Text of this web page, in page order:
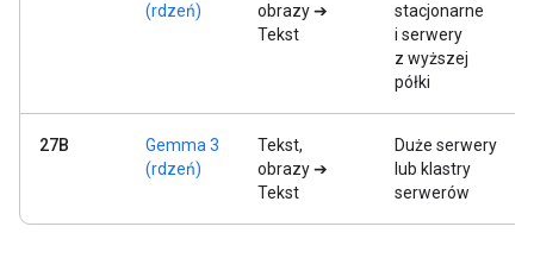
(rdzeń)
obrazy ➔
Tekst
stacjonarne
i serwery
z wyższej
półki
27B
Gemma 3
(rdzeń)
Tekst,
obrazy ➔
Tekst
Duże serwery
lub klastry
serwerów